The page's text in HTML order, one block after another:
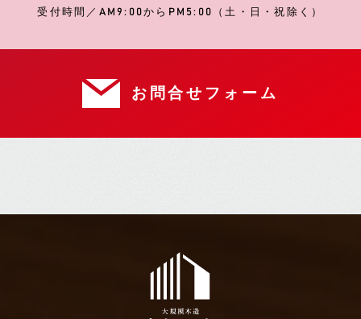
受付時間／AM9:00からPM5:00（土・日・祝除く）
お問合せフォーム